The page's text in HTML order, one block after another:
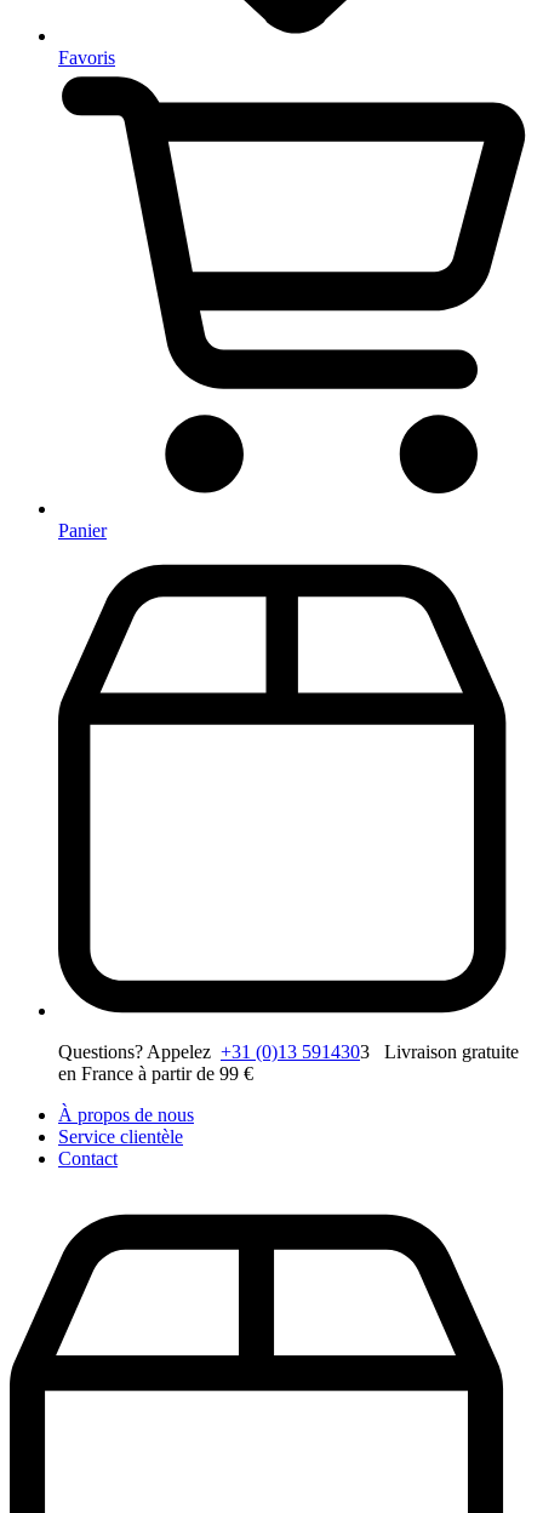
Favoris
Panier
Questions? Appelez +31 (0)13 5914303 Livraison gratuite
en France à partir de 99 €
À propos de nous
Service clientèle
Contact